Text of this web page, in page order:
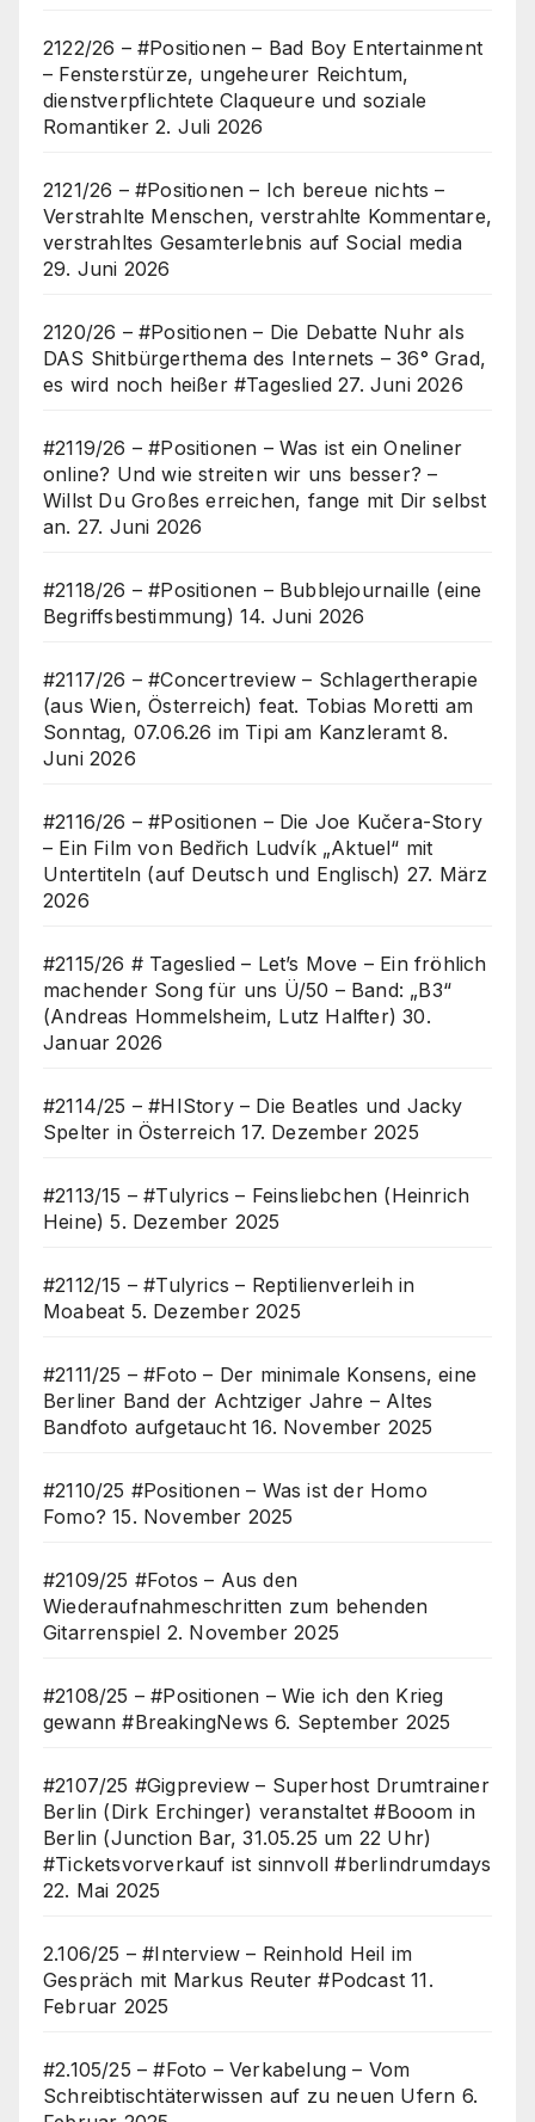
2122/26 – #Positionen – Bad Boy Entertainment
– Fensterstürze, ungeheurer Reichtum,
dienstverpflichtete Claqueure und soziale
Romantiker 2. Juli 2026
2121/26 – #Positionen – Ich bereue nichts –
Verstrahlte Menschen, verstrahlte Kommentare,
verstrahltes Gesamterlebnis auf Social media
29. Juni 2026
2120/26 – #Positionen – Die Debatte Nuhr als
DAS Shitbürgerthema des Internets – 36° Grad,
es wird noch heißer #Tageslied 27. Juni 2026
#2119/26 – #Positionen – Was ist ein Oneliner
online? Und wie streiten wir uns besser? –
Willst Du Großes erreichen, fange mit Dir selbst
an. 27. Juni 2026
#2118/26 – #Positionen – Bubblejournaille (eine
Begriffsbestimmung) 14. Juni 2026
#2117/26 – #Concertreview – Schlagertherapie
(aus Wien, Österreich) feat. Tobias Moretti am
Sonntag, 07.06.26 im Tipi am Kanzleramt 8.
Juni 2026
#2116/26 – #Positionen – Die Joe Kučera-Story
– Ein Film von Bedřich Ludvík „Aktuel“ mit
Untertiteln (auf Deutsch und Englisch) 27. März
2026
#2115/26 # Tageslied – Let’s Move – Ein fröhlich
machender Song für uns Ü/50 – Band: „B3“
(Andreas Hommelsheim, Lutz Halfter) 30.
Januar 2026
#2114/25 – #HIStory – Die Beatles und Jacky
Spelter in Österreich 17. Dezember 2025
#2113/15 – #Tulyrics – Feinsliebchen (Heinrich
Heine) 5. Dezember 2025
#2112/15 – #Tulyrics – Reptilienverleih in
Moabeat 5. Dezember 2025
#2111/25 – #Foto – Der minimale Konsens, eine
Berliner Band der Achtziger Jahre – Altes
Bandfoto aufgetaucht 16. November 2025
#2110/25 #Positionen – Was ist der Homo
Fomo? 15. November 2025
#2109/25 #Fotos – Aus den
Wiederaufnahmeschritten zum behenden
Gitarrenspiel 2. November 2025
#2108/25 – #Positionen – Wie ich den Krieg
gewann #BreakingNews 6. September 2025
#2107/25 #Gigpreview – Superhost Drumtrainer
Berlin (Dirk Erchinger) veranstaltet #Booom in
Berlin (Junction Bar, 31.05.25 um 22 Uhr)
#Ticketsvorverkauf ist sinnvoll #berlindrumdays
22. Mai 2025
2.106/25 – #Interview – Reinhold Heil im
Gespräch mit Markus Reuter #Podcast 11.
Februar 2025
#2.105/25 – #Foto – Verkabelung – Vom
Schreibtischtäterwissen auf zu neuen Ufern 6.